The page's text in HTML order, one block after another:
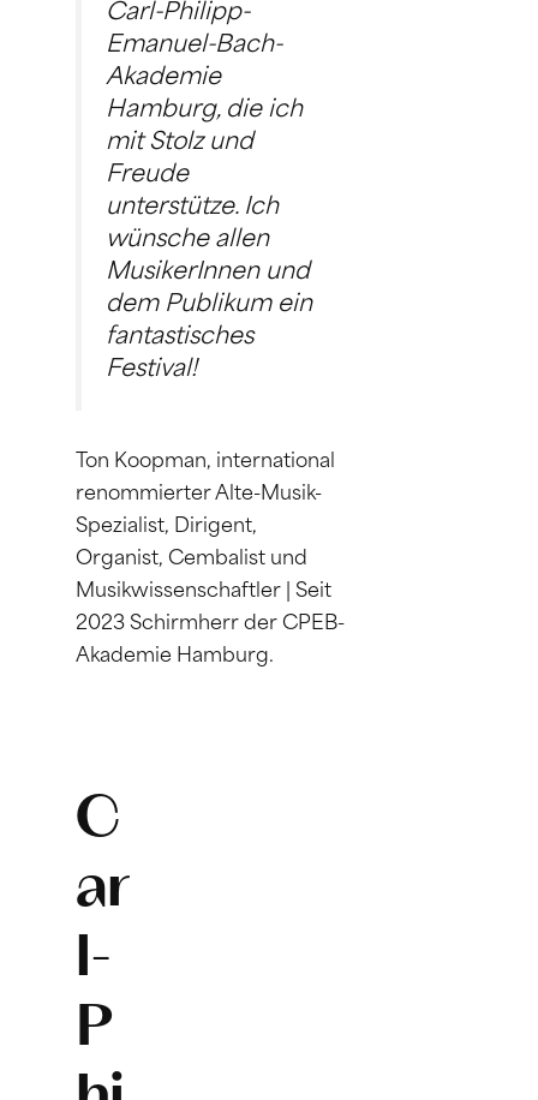
Carl-Philipp-
Emanuel-Bach-
Akademie
Hamburg, die ich
mit Stolz und
Freude
unterstütze. Ich
wünsche allen
MusikerInnen und
dem Publikum ein
fantastisches
Festival!
Ton Koopman, international
renommierter Alte-Musik-
Spezialist, Dirigent,
Organist, Cembalist und
Musikwissenschaftler | Seit
2023 Schirmherr der CPEB-
Akademie Hamburg.
C
ar
l-
P